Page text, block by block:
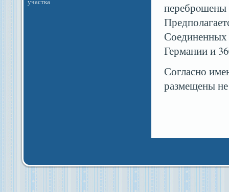
перебрοшены
Германии и
Согласно
размещены